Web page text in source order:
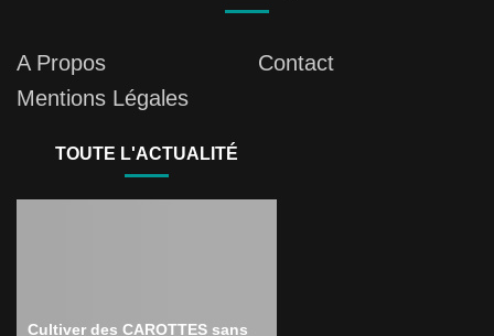
A Propos
Contact
Mentions Légales
TOUTE L'ACTUALITÉ
Cultiver des CAROTTES sans